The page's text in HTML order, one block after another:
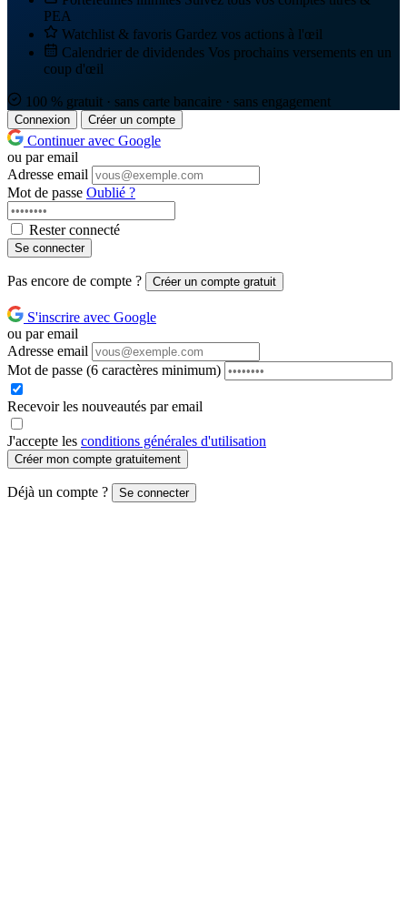
PEA
Watchlist & favoris Gardez vos actions à l'œil
Calendrier de dividendes Vos prochains versements en un
coup d'œil
100 % gratuit · sans carte bancaire · sans engagement
Connexion Créer un compte
Continuer avec Google
ou par email
Adresse email
Mot de passe Oublié ?
Rester connecté
Se connecter
Pas encore de compte ? Créer un compte gratuit
S'inscrire avec Google
ou par email
Adresse email
Mot de passe (6 caractères minimum)
Recevoir les nouveautés par email
J'accepte les conditions générales d'utilisation
Créer mon compte gratuitement
Déjà un compte ? Se connecter